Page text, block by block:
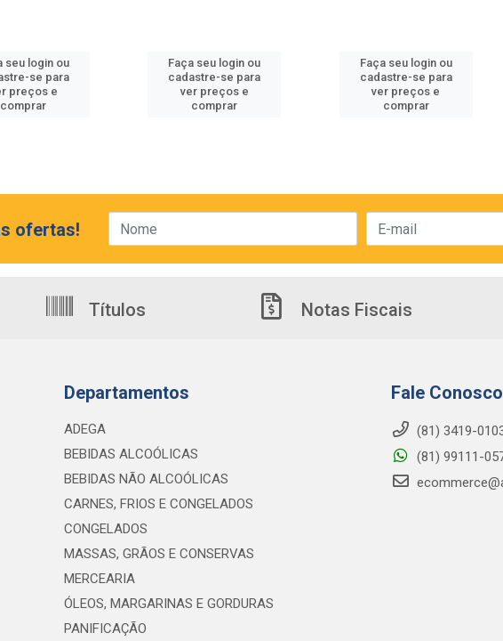
seu login ou
se para
preços e
comprar
Faça seu login ou
cadastre-se para
ver preços e
comprar
Faça seu login ou
cadastre-se para
ver preços e
comprar
ofertas!
Títulos Notas Fiscais
Departamentos
ADEGA
BEBIDAS ALCOÓLICAS
BEBIDAS NÃO ALCOÓLICAS
CARNES, FRIOS E CONGELADOS
CONGELADOS
MASSAS, GRÃOS E CONSERVAS
MERCEARIA
ÓLEOS, MARGARINAS E GORDURAS
PANIFICAÇÃO
Fale Conosco
(81) 3419-
(81) 99111-